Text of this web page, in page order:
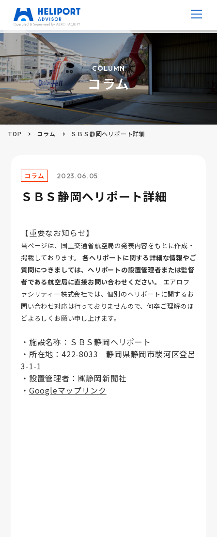
病院ヘリポート
防災ヘリポート
高層ビルヘリポート
V ポート
コラム
お問い合わせ
COLUMN
コラム
TOP コラム ＳＢＳ静岡ヘリポート詳細
コラム 2023.06.05
ＳＢＳ静岡ヘリポート詳細
【重要なお知らせ】
当ページは、国土交通省航空局の発表内容をもとに作成・
掲載しております。
各ヘリポートに関する詳細な情報やご
質問につきましては、ヘリポートの設置管理者または監督
者である航空局に直接お問い合わせください。
エアロフ
ァシリティー株式会社では、個別のヘリポートに関するお
問い合わせ対応は行っておりませんので、何卒ご理解のほ
どよろしくお願い申し上げます。
・施設名称：ＳＢＳ静岡ヘリポート
・所在地：422-8033 静岡県静岡市駿河区登呂
3-1-1
・設置管理者：㈱静岡新聞社
・ Googleマップリンク